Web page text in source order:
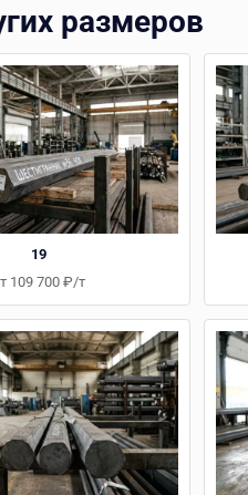
размеров
19
109 700 ₽/т